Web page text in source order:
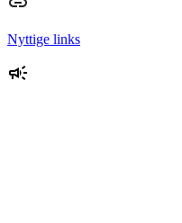
Nyttige links